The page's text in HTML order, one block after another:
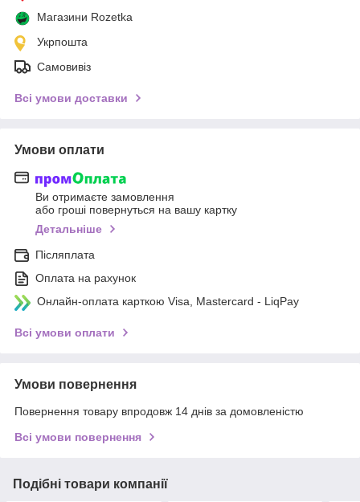
Магазини Rozetka
Укрпошта
Самовивіз
Всі умови доставки
Умови оплати
Ви отримаєте замовлення
або гроші повернуться на вашу картку
Детальніше
Післяплата
Оплата на рахунок
Онлайн-оплата карткою Visa, Mastercard - LiqPay
Всі умови оплати
Умови повернення
Повернення товару впродовж 14 днів за домовленістю
Всі умови повернення
Подібні товари компанії